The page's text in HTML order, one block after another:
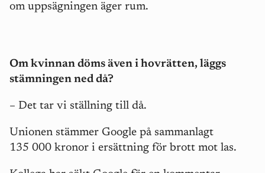
om uppsägningen äger rum.
Om kvinnan döms även i hovrätten, läggs
stämningen ned då?
– Det tar vi ställning till då.
Unionen stämmer Google på sammanlagt
135 000 kronor i ersättning för brott mot las.